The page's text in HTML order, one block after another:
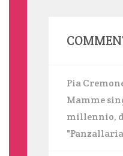
Pia
Mamme
millennio,